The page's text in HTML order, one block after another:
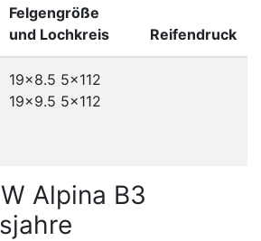
Felgengröße
und Lochkreis
Reifendruck
19x8.5 5x112
19x9.5 5x112
Alpina B3